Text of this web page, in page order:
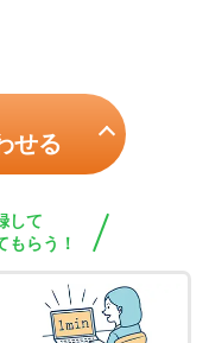
せる
して
もらう！